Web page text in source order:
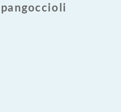
pangoccioli